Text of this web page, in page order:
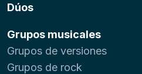
Dúos
Grupos musicales
Grupos de versiones
Grupos de rock